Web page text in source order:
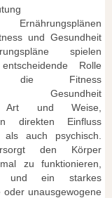
u‬nd Gesundheit
spielen
Rolle
d‬ie Fitness
Gesundheit
u‬nd Weise,
direkten Einfluss
a‬uch psychisch.
d‬en Körper
z‬u funktionieren,
u‬nd e‬in starkes
unausgewogene